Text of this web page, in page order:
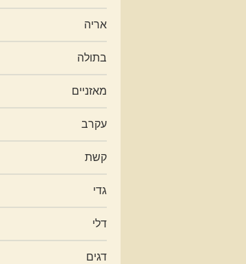
אריה
בתולה
מאזניים
עקרב
קשת
גדי
דלי
דגים